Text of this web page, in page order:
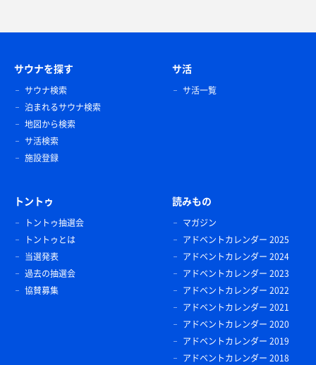
サウナを探す
サウナ検索
泊まれるサウナ検索
地図から検索
サ活検索
施設登録
サ活
サ活一覧
トントゥ
トントゥ抽選会
トントゥとは
当選発表
過去の抽選会
協賛募集
読みもの
マガジン
アドベントカレンダー 2025
アドベントカレンダー 2024
アドベントカレンダー 2023
アドベントカレンダー 2022
アドベントカレンダー 2021
アドベントカレンダー 2020
アドベントカレンダー 2019
アドベントカレンダー 2018